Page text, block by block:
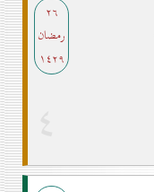
۲٦
رمضان
۱٤۲۹